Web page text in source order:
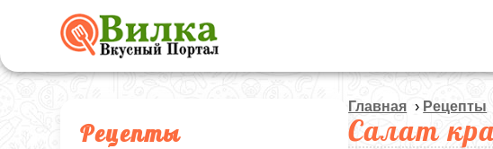
Рецепты
Главная › Рецепты
Салат